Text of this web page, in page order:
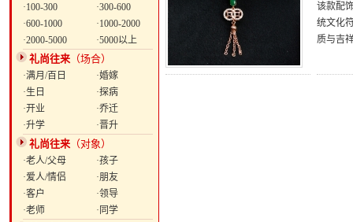
·100-300
·300-600
·600-1000
·1000-2000
·2000-5000
·5000以上
礼尚往来 （场合）
·满月/百日
·婚嫁
·生日
·探病
·开业
·乔迁
·升学
·晋升
礼尚往来 （对象）
·老人/父母
·孩子
·爱人/情侣
·朋友
·客户
·领导
·老师
·同学
该款配
统文化
质与吉